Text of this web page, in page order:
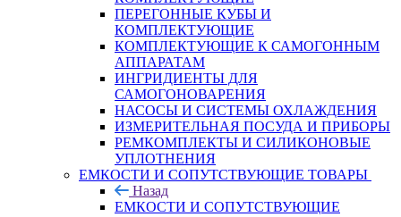
ПЕРЕГОННЫЕ КУБЫ И
КОМПЛЕКТУЮЩИЕ
КОМПЛЕКТУЮЩИЕ К САМОГОННЫМ
АППАРАТАМ
ИНГРИДИЕНТЫ ДЛЯ
САМОГОНОВАРЕНИЯ
НАСОСЫ И СИСТЕМЫ ОХЛАЖДЕНИЯ
ИЗМЕРИТЕЛЬНАЯ ПОСУДА И ПРИБОРЫ
РЕМКОМПЛЕКТЫ И СИЛИКОНОВЫЕ
УПЛОТНЕНИЯ
ЕМКОСТИ И СОПУТСТВУЮЩИЕ ТОВАРЫ
Назад
ЕМКОСТИ И СОПУТСТВУЮЩИЕ